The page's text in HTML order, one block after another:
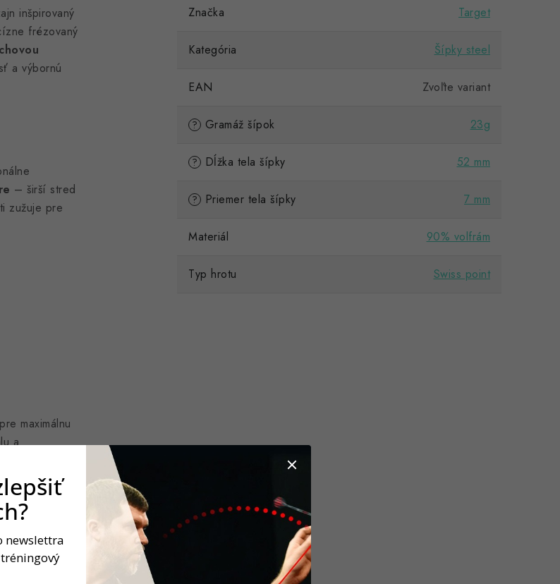
inšpirovaný
frézovaný
a výbornú
– širší stred
zužuje pre
maximálnu
a
Značka Target
Kategória Šípky steel
EAN Zvoľte variant
? Gramáž šípok 23g
? Dĺžka tela šípky 52 mm
? Priemer tela šípky 7 mm
Materiál 90% volfrám
Typ hrotu Swiss point
newslettra